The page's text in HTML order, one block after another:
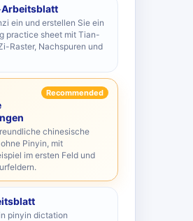
ein und erstellen Sie ein
practice sheet mit Tian-
Raster, Nachspuren und
Recommended
chinesische
Pinyin, mit
im ersten Feld und
pinyin dictation